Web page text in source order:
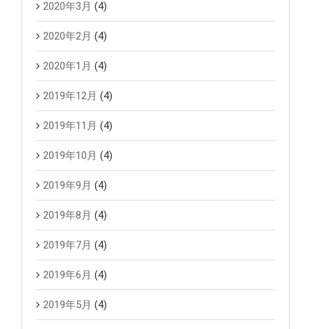
2020年3月 (4)
2020年2月 (4)
2020年1月 (4)
2019年12月 (4)
2019年11月 (4)
2019年10月 (4)
2019年9月 (4)
2019年8月 (4)
2019年7月 (4)
2019年6月 (4)
2019年5月 (4)